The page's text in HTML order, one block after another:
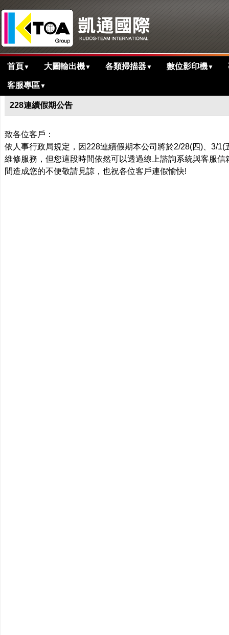
首頁▼ 大圖輸出機▼ 各類掃描器▼ 數位影印機▼
客服專區▼
首頁 > 最新消息
228連續假期公告
致各位客戶：
依人事行政局規定，因228連續假期本公司將於2/28(四)、3/
維修服務，但您這段時間依然可以透過線上諮詢系統與客服
間造成您的不便敬請見諒，也祝各位客戶連假愉快!